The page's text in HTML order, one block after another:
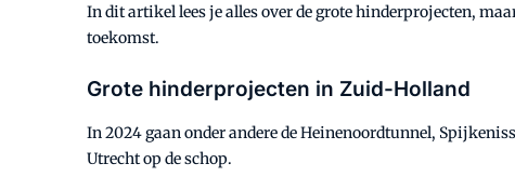
In dit artikel lees je alles over de grote hinderprojecten,
toekomst.
Grote hinderprojecten in Zuid-Holland
In 2024 gaan onder andere de Heinenoordtunnel,
Utrecht op de schop.